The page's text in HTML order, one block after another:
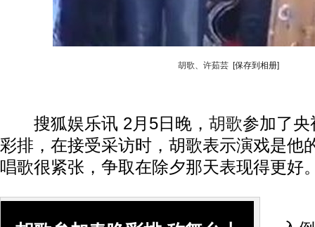
胡歌、许茹芸 [保存到相册]
搜狐娱乐讯 2月5日晚， 胡歌参加了央
彩排，在接受采访时，胡歌表示演戏是他
唱歌很紧张，争取在除夕那天表现得更好